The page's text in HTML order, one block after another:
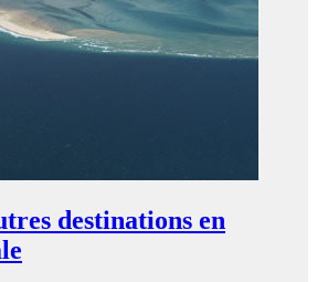
destinations en